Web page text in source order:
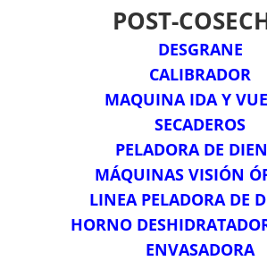
POST-
DESGRANE
CALIBRADOR
MAQUINA IDA Y
SECADEROS
PELADORA DE
MÁQUINAS VISIÓN
LINEA PELADORA DE
HORNO
ENVASADORA